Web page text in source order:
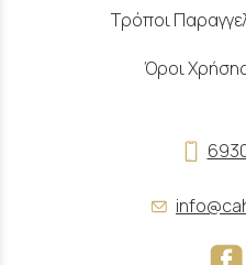
Τρόποι
Όροι